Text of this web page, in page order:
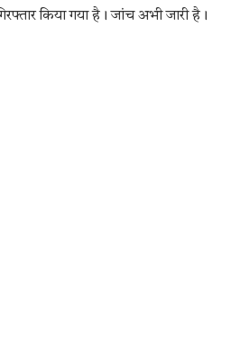
किया गया है। जांच अभी जारी है।